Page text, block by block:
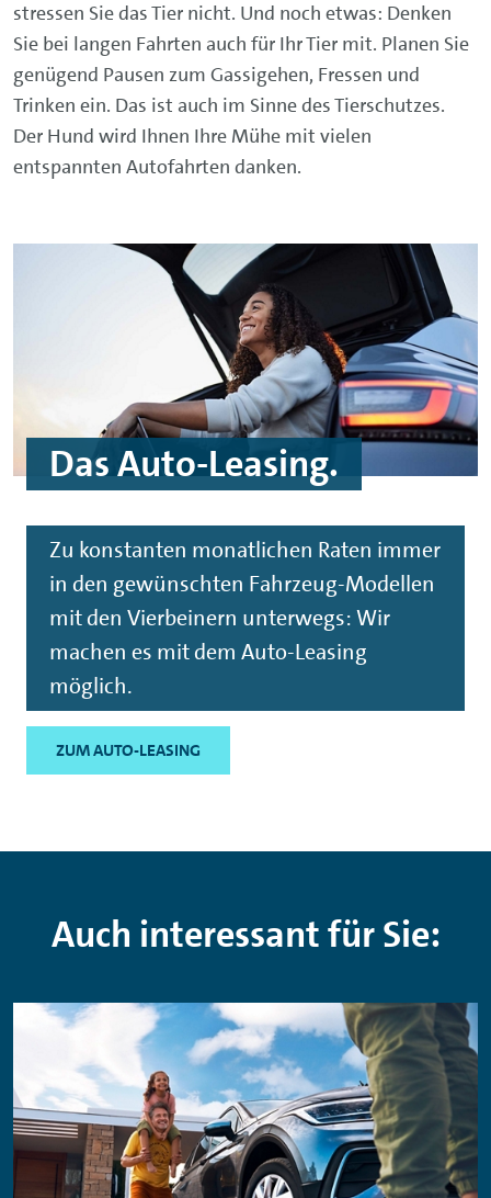
stressen Sie das Tier nicht. Und noch etwas: Denken
Sie bei langen Fahrten auch für Ihr Tier mit. Planen Sie
genügend Pausen zum Gassigehen, Fressen und
Trinken ein. Das ist auch im Sinne des Tierschutzes.
Der Hund wird Ihnen Ihre Mühe mit vielen
entspannten Autofahrten danken.
Das Auto-Leasing.
Zu konstanten monatlichen Raten immer
in den gewünschten Fahrzeug-Modellen
mit den Vierbeinern unterwegs: Wir
machen es mit dem Auto-Leasing
möglich.
ZUM AUTO-LEASING
Auch interessant für Sie: